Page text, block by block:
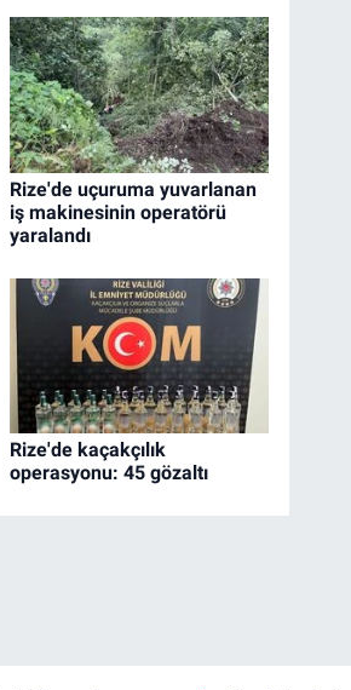
Rize'de uçuruma yuvarlanan
iş makinesinin operatörü
yaralandı
Rize'de kaçakçılık
operasyonu: 45 gözaltı